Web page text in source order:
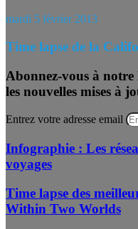
mardi 5 février 2013
Time lapse de la
Abonnez-vous à
les nouvelles mises à
Entrez votre adresse email
Infographie : Les
voyages
Time lapse des
Within Two Worlds